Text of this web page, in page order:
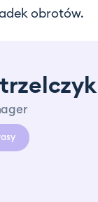
obrotów.